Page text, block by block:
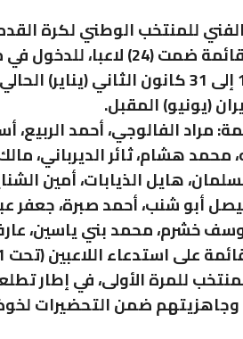
أحمد هايل، قائمة ضمت (24)
الفترة من 19 إلى 31 كانون الثاني
(يونيو) المقبل.
مراد الفالوجي، أحمد الربيع،
محمد هشام، ثائر الديرباني،
هايل الذيابات، أمين
أبو شنب، أحمد صبرة، جعفر
خشرم، محمد بني ياسين،
للمرة الأولى، في إطار
ضمن التحضيرات